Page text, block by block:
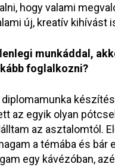
hogy valami
új, kreatív kihívást
munkáddal,
foglalkozni?
diplomamunka
az egyik olyan
az asztalomtól.
a témába és bár
egy kávézóban,